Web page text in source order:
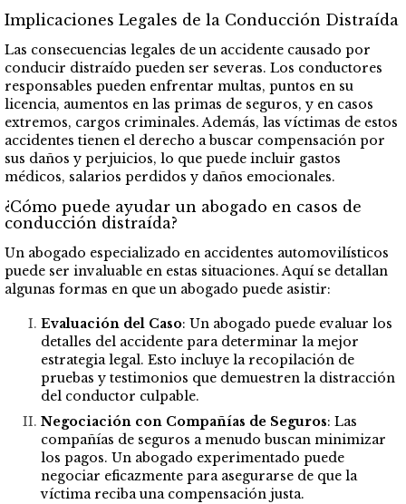
Implicaciones Legales de la Conducción Distraída
Las consecuencias legales de un accidente causado por
conducir distraído pueden ser severas. Los conductores
responsables pueden enfrentar multas, puntos en su
licencia, aumentos en las primas de seguros, y en casos
extremos, cargos criminales. Además, las víctimas de estos
accidentes tienen el derecho a buscar compensación por
sus daños y perjuicios, lo que puede incluir gastos
médicos, salarios perdidos y daños emocionales.
¿Cómo puede ayudar un abogado en casos de
conducción distraída?
Un abogado especializado en accidentes automovilísticos
puede ser invaluable en estas situaciones. Aquí se detallan
algunas formas en que un abogado puede asistir:
Evaluación del Caso: Un abogado puede evaluar los
detalles del accidente para determinar la mejor
estrategia legal. Esto incluye la recopilación de
pruebas y testimonios que demuestren la distracción
del conductor culpable.
Negociación con Compañías de Seguros: Las
compañías de seguros a menudo buscan minimizar
los pagos. Un abogado experimentado puede
negociar eficazmente para asegurarse de que la
víctima reciba una compensación justa.